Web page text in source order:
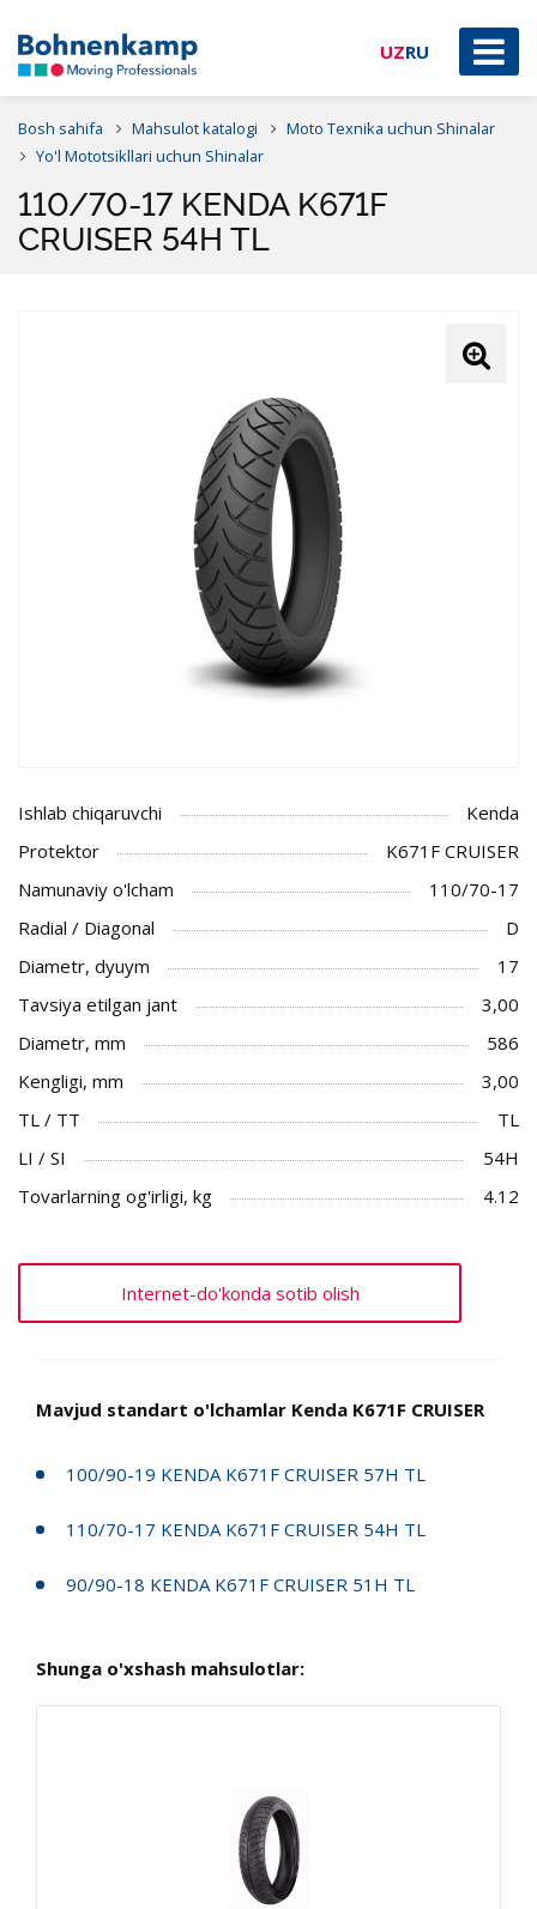
UZRU
Bosh sahifa Mahsulot katalogi
Moto Texnika uchun Shinalar
Yo'l Mototsikllari uchun Shinalar
110/70-17 KENDA K671F
CRUISER 54H TL
Ishlab chiqaruvchi
Kenda
Protektor
K671F CRUISER
Namunaviy o'lcham
110/70-17
Radial / Diagonal
D
Diametr, dyuym
17
Tavsiya etilgan jant
3,00
Diametr, mm
586
Kengligi, mm
3,00
TL / TT
TL
LI / SI
54H
Tovarlarning og'irligi, kg
4.12
Internet-do'konda sotib olish
Mavjud standart o'lchamlar Kenda K671F CRUISER
100/90-19 KENDA K671F CRUISER 57H TL
110/70-17 KENDA K671F CRUISER 54H TL
90/90-18 KENDA K671F CRUISER 51H TL
Shunga o'xshash mahsulotlar: